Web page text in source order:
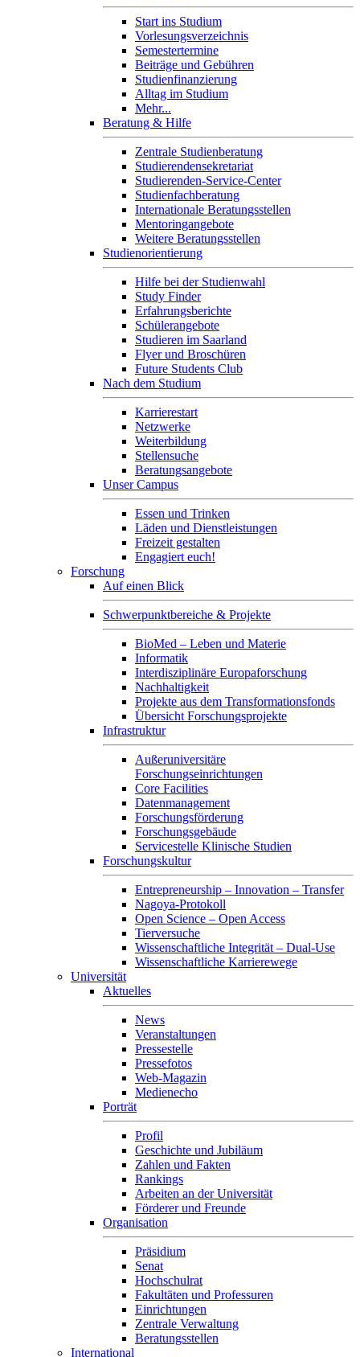
Start ins Studium
Vorlesungsverzeichnis
Semestertermine
Beiträge und Gebühren
Studienfinanzierung
Alltag im Studium
Mehr...
Beratung & Hilfe
Zentrale Studienberatung
Studierendensekretariat
Studierenden-Service-Center
Studienfachberatung
Internationale Beratungsstellen
Mentoringangebote
Weitere Beratungsstellen
Studienorientierung
Hilfe bei der Studienwahl
Study Finder
Erfahrungsberichte
Schülerangebote
Studieren im Saarland
Flyer und Broschüren
Future Students Club
Nach dem Studium
Karrierestart
Netzwerke
Weiterbildung
Stellensuche
Beratungsangebote
Unser Campus
Essen und Trinken
Läden und Dienstleistungen
Freizeit gestalten
Engagiert euch!
Forschung
Auf einen Blick
Schwerpunktbereiche & Projekte
BioMed – Leben und Materie
Informatik
Interdisziplinäre Europaforschung
Nachhaltigkeit
Projekte aus dem Transformationsfonds
Übersicht Forschungsprojekte
Infrastruktur
Außeruniversitäre
Forschungseinrichtungen
Core Facilities
Datenmanagement
Forschungsförderung
Forschungsgebäude
Servicestelle Klinische Studien
Forschungskultur
Entrepreneurship – Innovation – Transfer
Nagoya-Protokoll
Open Science – Open Access
Tierversuche
Wissenschaftliche Integrität – Dual-Use
Wissenschaftliche Karrierewege
Universität
Aktuelles
News
Veranstaltungen
Pressestelle
Pressefotos
Web-Magazin
Medienecho
Porträt
Profil
Geschichte und Jubiläum
Zahlen und Fakten
Rankings
Arbeiten an der Universität
Förderer und Freunde
Organisation
Präsidium
Senat
Hochschulrat
Fakultäten und Professuren
Einrichtungen
Zentrale Verwaltung
Beratungsstellen
International